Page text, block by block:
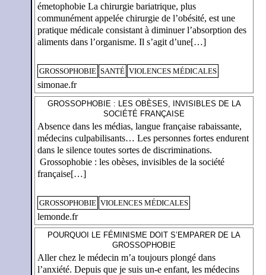
émetophobie La chirurgie bariatrique, plus
communément appelée chirurgie de l’obésité, est une
pratique médicale consistant à diminuer l’absorption des
aliments dans l’organisme. Il s’agit d’une[…]
GROSSOPHOBIE SANTÉ VIOLENCES MÉDICALES
simonae.fr
GROSSOPHOBIE : LES OBÈSES, INVISIBLES DE LA
SOCIÉTÉ FRANÇAISE
Absence dans les médias, langue française rabaissante,
médecins culpabilisants… Les personnes fortes endurent
dans le silence toutes sortes de discriminations.
Grossophobie : les obèses, invisibles de la société
française[…]
GROSSOPHOBIE VIOLENCES MÉDICALES
lemonde.fr
POURQUOI LE FÉMINISME DOIT S’EMPARER DE LA
GROSSOPHOBIE
Aller chez le médecin m’a toujours plongé dans
l’anxiété. Depuis que je suis un-e enfant, les médecins